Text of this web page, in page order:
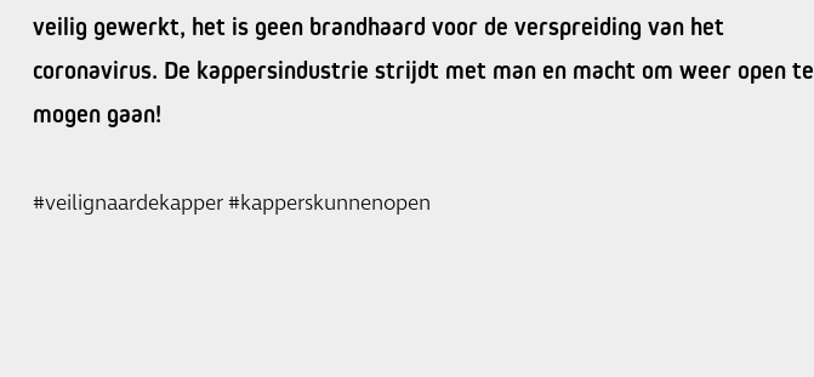
veilig gewerkt, het is geen brandhaard voor de verspreiding van het
coronavirus. De kappersindustrie strijdt met man en macht om weer open te
mogen gaan!
#veilignaardekapper#kapperskunnenopen